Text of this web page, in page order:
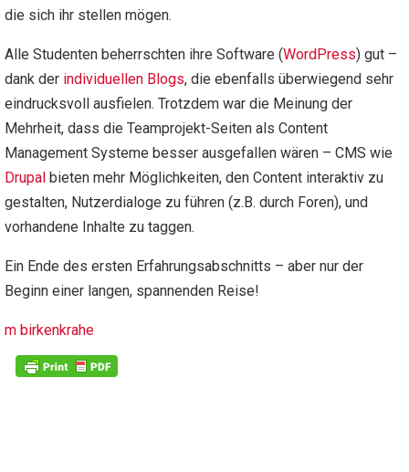
die sich ihr stellen mögen.
Alle Studenten beherrschten ihre Software (WordPress) gut –
dank der individuellen Blogs, die ebenfalls überwiegend sehr
eindrucksvoll ausfielen. Trotzdem war die Meinung der
Mehrheit, dass die Teamprojekt-Seiten als Content
Management Systeme besser ausgefallen wären – CMS wie
Drupal bieten mehr Möglichkeiten, den Content interaktiv zu
gestalten, Nutzerdialoge zu führen (z.B. durch Foren), und
vorhandene Inhalte zu taggen.
Ein Ende des ersten Erfahrungsabschnitts – aber nur der
Beginn einer langen, spannenden Reise!
m birkenkrahe